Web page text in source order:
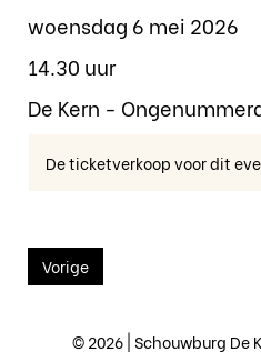
woensdag 6 mei 2026
14.30 uur
De Kern -
De ticketverkoop voor dit
Vorige
© 2026 | Schouwburg De